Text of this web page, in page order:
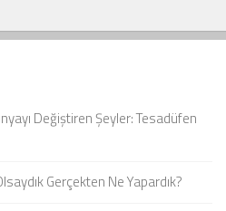
Değiştiren Şeyler: Tesadüfen
Gerçekten Ne Yapardık?